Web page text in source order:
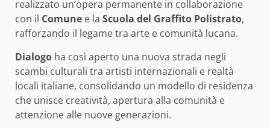
realizzato un’opera permanente in collaborazione
con il Comune e la Scuola del Graffito Polistrato,
rafforzando il legame tra arte e comunità lucana.
Dialogo ha così aperto una nuova strada negli
scambi culturali tra artisti internazionali e realtà
locali italiane, consolidando un modello di residenza
che unisce creatività, apertura alla comunità e
attenzione alle nuove generazioni.